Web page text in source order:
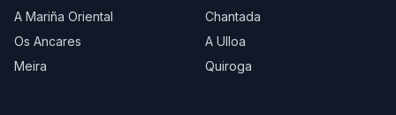
A Mariña Oriental
Chantada
Os Ancares
A Ulloa
Meira
Quiroga